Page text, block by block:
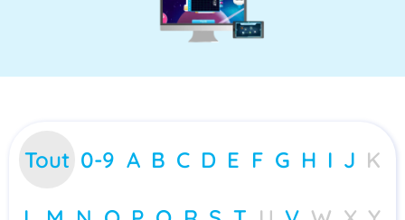
Tout 0-9 A B C D E F G H I J K